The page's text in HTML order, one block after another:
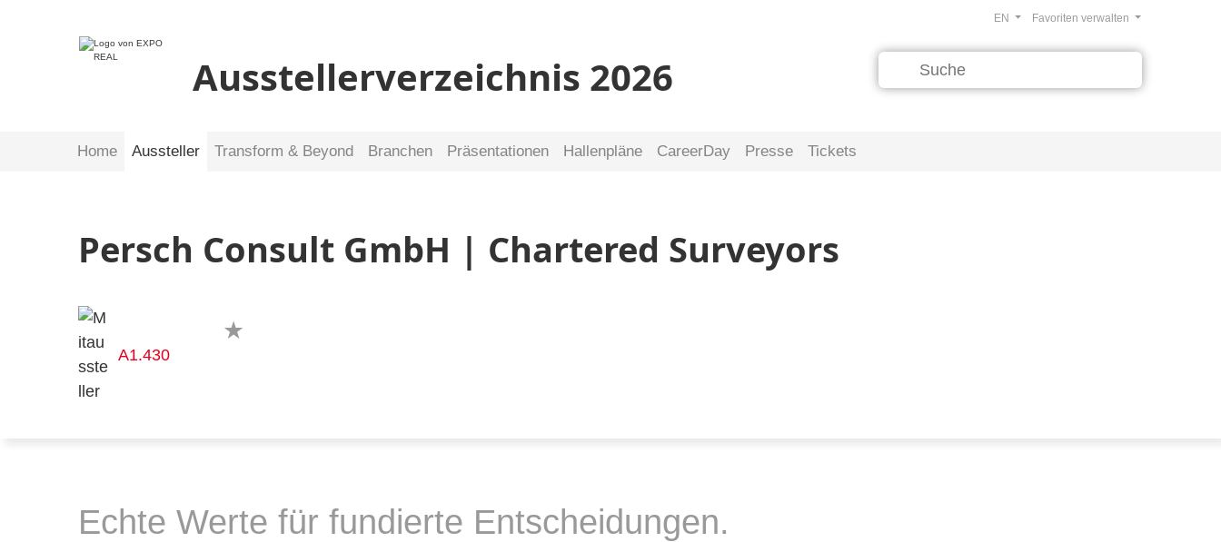
Ausstellerverzeichnis 2026
Favoriten verwalten
EN
Home Aussteller Transform & Beyond Branchen Präsentationen Hallenpläne CareerDay Presse Tickets
Persch Consult GmbH | Chartered Surveyors
A1.430
Echte Werte für fundierte Entscheidungen.